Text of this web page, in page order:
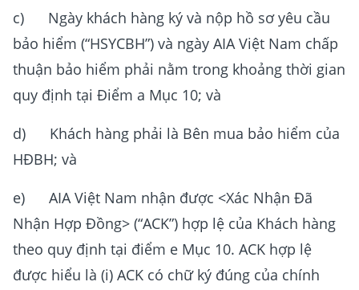
c) Ngày khách hàng ký và nộp hồ sơ yêu cầu
bảo hiểm (“HSYCBH”) và ngày AIA Việt Nam chấp
thuận bảo hiểm phải nằm trong khoảng thời gian
quy định tại Điểm a Mục 10; và
d) Khách hàng phải là Bên mua bảo hiểm của
HĐBH; và
e) AIA Việt Nam nhận được <Xác Nhận Đã
Nhận Hợp Đồng> (“ACK”) hợp lệ của Khách hàng
theo quy định tại điểm e Mục 10. ACK hợp lệ
được hiểu là (i) ACK có chữ ký đúng của chính